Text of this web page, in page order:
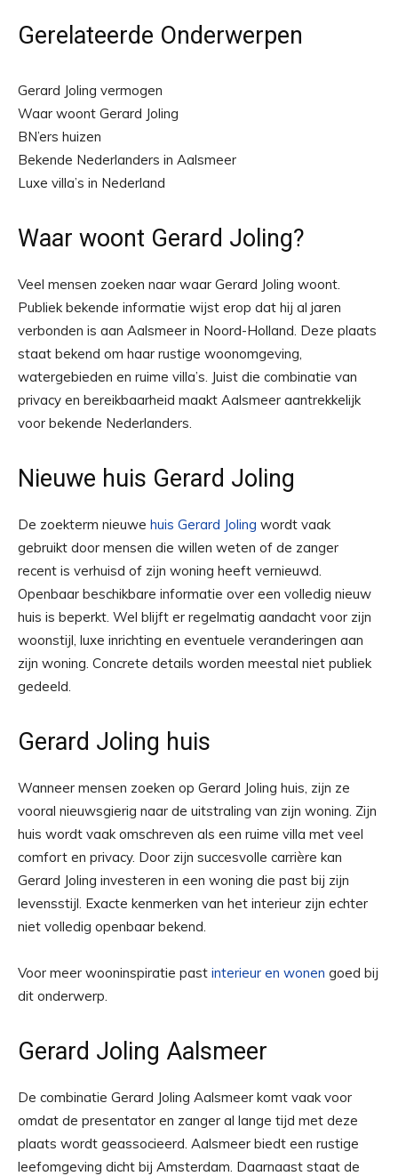
Gerelateerde Onderwerpen
Gerard Joling vermogen
Waar woont Gerard Joling
BN’ers huizen
Bekende Nederlanders in Aalsmeer
Luxe villa’s in Nederland
Waar woont Gerard Joling?
Veel mensen zoeken naar waar Gerard Joling woont.
Publiek bekende informatie wijst erop dat hij al jaren
verbonden is aan Aalsmeer in Noord-Holland. Deze plaats
staat bekend om haar rustige woonomgeving,
watergebieden en ruime villa’s. Juist die combinatie van
privacy en bereikbaarheid maakt Aalsmeer aantrekkelijk
voor bekende Nederlanders.
Nieuwe huis Gerard Joling
De zoekterm nieuwe huis Gerard Joling wordt vaak
gebruikt door mensen die willen weten of de zanger
recent is verhuisd of zijn woning heeft vernieuwd.
Openbaar beschikbare informatie over een volledig nieuw
huis is beperkt. Wel blijft er regelmatig aandacht voor zijn
woonstijl, luxe inrichting en eventuele veranderingen aan
zijn woning. Concrete details worden meestal niet publiek
gedeeld.
Gerard Joling huis
Wanneer mensen zoeken op Gerard Joling huis, zijn ze
vooral nieuwsgierig naar de uitstraling van zijn woning. Zijn
huis wordt vaak omschreven als een ruime villa met veel
comfort en privacy. Door zijn succesvolle carrière kan
Gerard Joling investeren in een woning die past bij zijn
levensstijl. Exacte kenmerken van het interieur zijn echter
niet volledig openbaar bekend.
Voor meer wooninspiratie past interieur en wonen goed bij
dit onderwerp.
Gerard Joling Aalsmeer
De combinatie Gerard Joling Aalsmeer komt vaak voor
omdat de presentator en zanger al lange tijd met deze
plaats wordt geassocieerd. Aalsmeer biedt een rustige
leefomgeving dicht bij Amsterdam. Daarnaast staat de